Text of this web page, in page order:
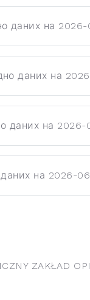
даних на 2026-
даних на
даних на
даних на 2026-
ZAKŁAD